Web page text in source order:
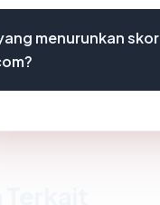
menurunkan skor